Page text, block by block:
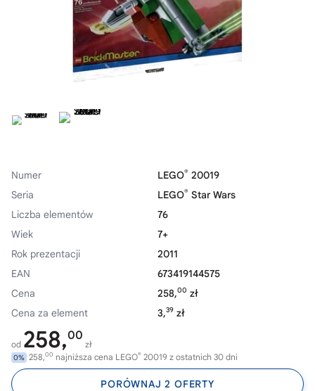
Numer LEGO® 20019
Seria
LEGO® Star Wars
Liczba elementów
76
Wiek
7+
Rok prezentacji
2011
EAN
673419144575
Cena
258,00 zł
Cena za element
3,39 zł
od 258,00
zł
0% 258,00 najniższa cena LEGO® 20019 z ostatnich 30 dni
PORÓWNAJ 2 OFERTY